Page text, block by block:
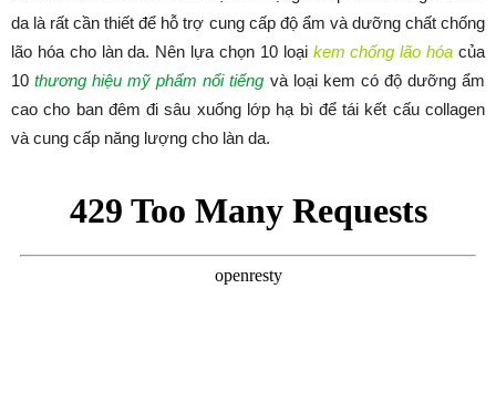
da là rất cần thiết để hỗ trợ cung cấp độ ẩm và dưỡng chất chống
lão hóa cho làn da. Nên lựa chọn 10 loại kem chống lão hóa của
10thương hiệu mỹ phẩm nổi tiếng và loại kem có độ dưỡng ẩm
cao cho ban đêm đi sâu xuống lớp hạ bì để tái kết cấu collagen
và cung cấp năng lượng cho làn da.